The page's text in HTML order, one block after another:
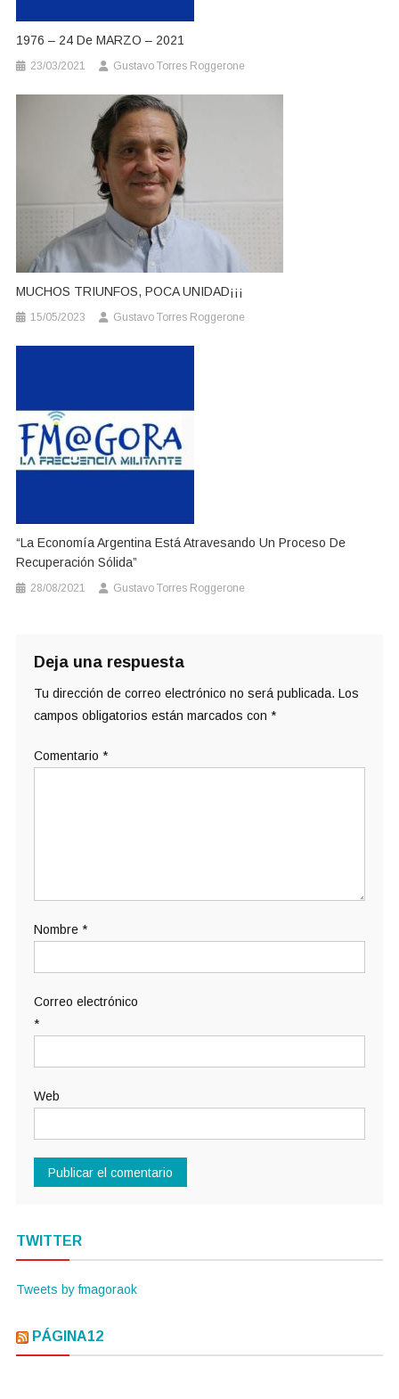
1976 – 24 De MARZO – 2021
23/03/2021 Gustavo Torres Roggerone
MUCHOS TRIUNFOS, POCA UNIDAD¡¡¡
15/05/2023 Gustavo Torres Roggerone
“La Economía Argentina Está Atravesando Un Proceso De
Recuperación Sólida”
28/08/2021 Gustavo Torres Roggerone
Deja una respuesta
Tu dirección de correo electrónico no será publicada. Los
campos obligatorios están marcados con *
Comentario *
Nombre *
Correo electrónico
*
Web
TWITTER
Tweets by fmagoraok
PÁGINA12